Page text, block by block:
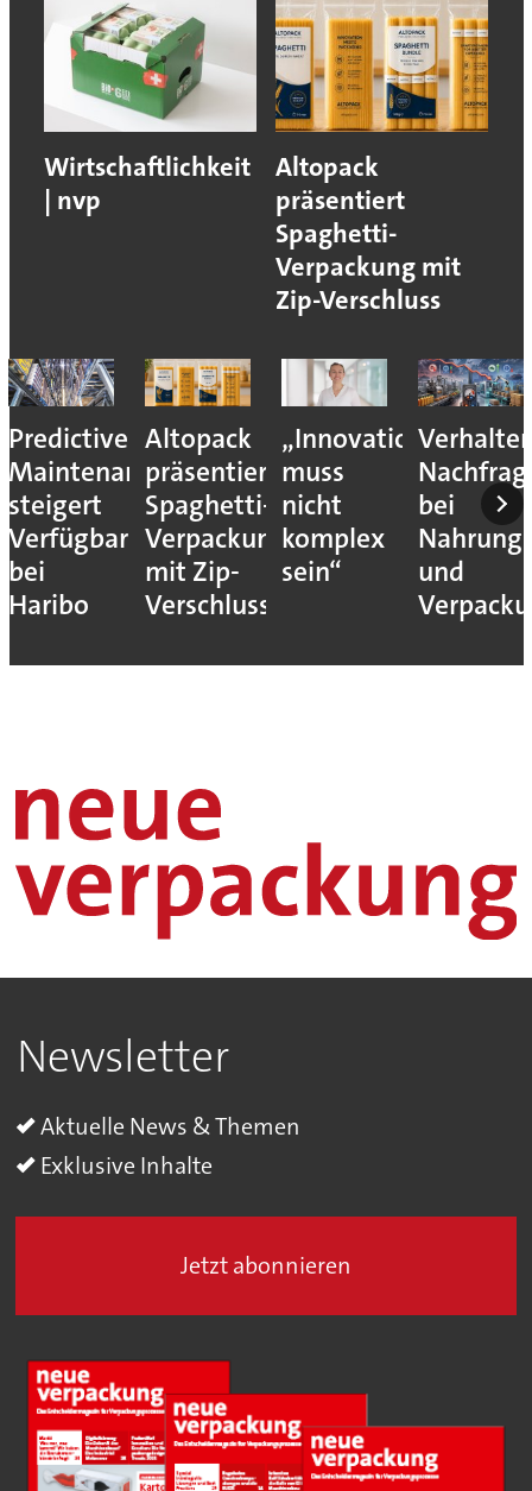
Wirtschaftlichkeit
| nvp
Altopack
präsentiert
Spaghetti-
Verpackung mit
Zip-Verschluss
Predictive
Maintenance
steigert
Verfügbarkeit
bei
Haribo
Altopack
präsentiert
Spaghetti-
Verpackung
mit Zip-
Verschluss
„Innovation
muss
nicht
komplex
sein“
bei
und
Newsletter
Aktuelle News & Themen
Exklusive Inhalte
Jetzt abonnieren